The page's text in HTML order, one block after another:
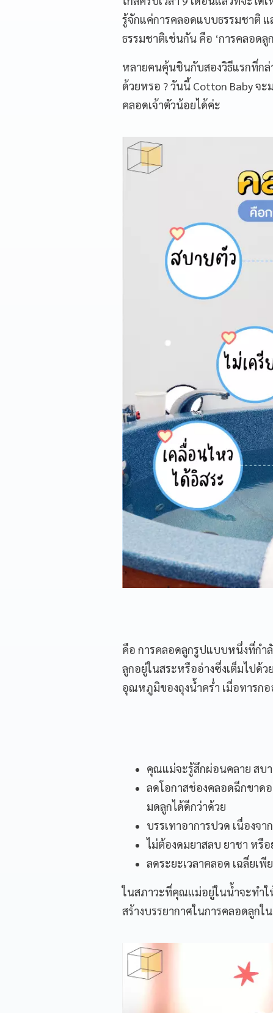
รู้จักแค่การคลอดแบบธรรมชาติ
ธรรมชาติเช่นกัน คือ ‘การคลอดลู
หลายคนคุ้นชินกับสองวิธีแรกที่กล่
ด้วยหรอ ? วันนี้ Cotton Baby จ
คลอดเจ้าตัวน้อยได้ค่ะ
คือ การคลอดลูกรูปแบบหนึ่งที่กำ
ลูกอยู่ในสระหรืออ่างซึ่งเต็มไปด้
อุณหภูมิของถุงน้ำคร่ำ เมื่อทารก
คุณแม่จะรู้สึกผ่อนคลาย สบา
ลดโอกาสช่องคลอดฉีกขาดอ
มดลูกได้ดีกว่าด้วย
บรรเทาอาการปวด เนื่องจ
ไม่ต้องดมยาสลบ ยาชา หรื
ลดระยะเวลาคลอด เฉลี่ยเพี
ในสภาวะที่คุณแม่อยู่ในน้ำจะทำใ
สร้างบรรยากาศในการคลอดลูก